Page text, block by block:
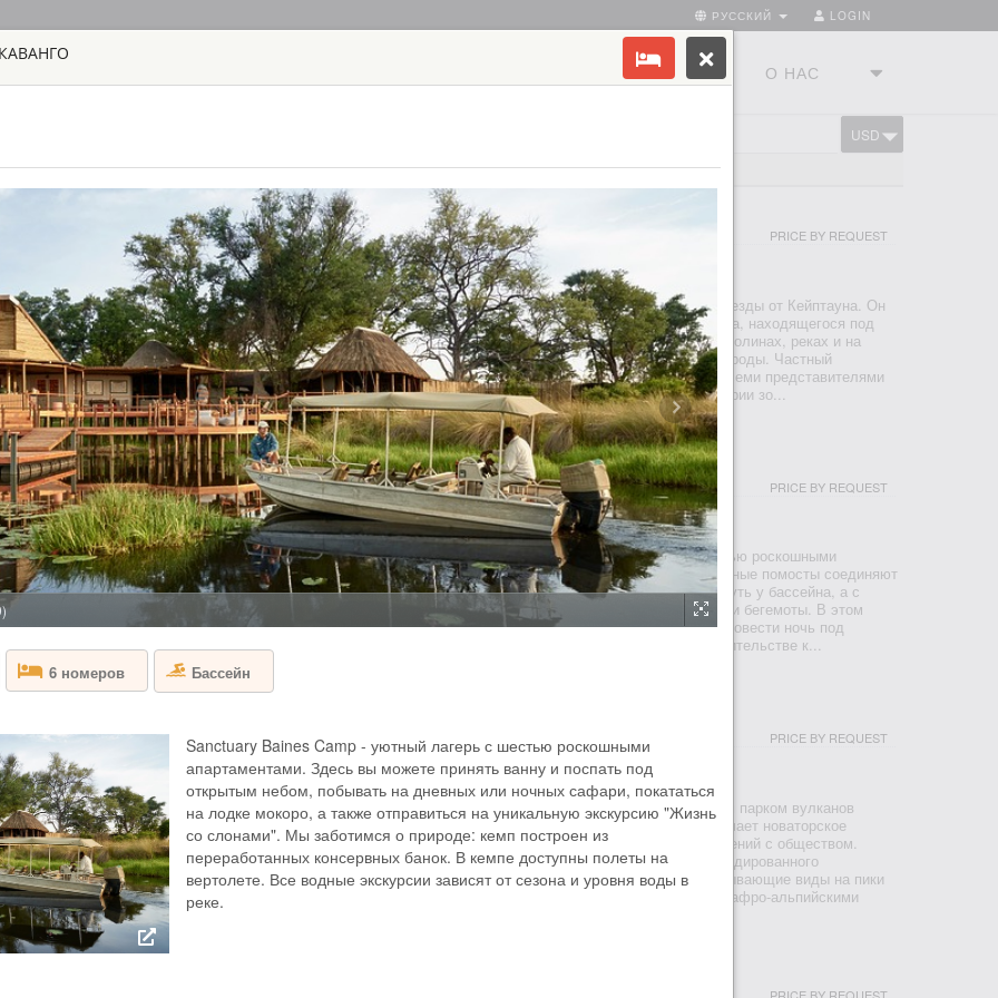
LOGIN
РУССКИЙ
ТУРСТУДИЯ О НАС
USD
SAFARI ТУРЫ: 60 ПАРКОВ, 300+ ЛОДЖЕЙ
AQUILA SAFARI & SPA
PRICE BY REQUEST
ЮАР - КЕЙПТАУН
Aquila Safari & Spa расположен менее чем в 2 часах езды от Кейптауна. Он
назван в честь обитающего в этих краях черного орла, находящегося под
угрозой исчезновения. В великолепных горах Кару, долинах, реках и на
холмах располагаются нетронутый остров дикой природы. Частный
заповедник Аквила предлагает отдых и сафари со всеми представителями
Большой Африканской Пятерки в свободной от малярии зо...
BAINES’ CAMP
PRICE BY REQUEST
БОТСВАНА - ДЕЛЬТА ОКАВАНГО
Sanctuary Baines' Camp - это маленький кемп с шестью роскошными
апартаментами. Кемп стоит над рекой Боро, деревянные помосты соединяют
основной дом и гостевые номера. Вы можете отдохнуть у бассейна, а с
открытой веранды понаблюдать как купаются слоны и бегемоты. В этом
романтическом оазисе вы можете принять ванну и провести ночь под
открытым небом. Мы заботимся о природе. При строительстве к...
PRICE BY REQUEST
РУАНДА - ПАРК ВУЛКАНОВ
Bisate Lodge, расположенный рядом с Национальным парком вулканов
предлагает первоклассный трекинг горилл. Его отличает новаторское
видение восстановления лесов и партнерских отношений с обществом.
Bisate Lodge находится в природном амфитеатре эродированного
вулканического конуса. Из него открываются захватывающие виды на пики
вулканов Бисоке и Карисимби, возвышающиеся над афро-альпийскими
6 номеров Бассейн
Sanctuary Baines Camp - уютный лагерь с шестью роскошными
апартаментами. Здесь вы можете принять ванну и поспать под
открытым небом, побывать на дневных или ночных сафари, покататься
на лодке мокоро, а также отправиться на уникальную экскурсию "Жизнь
со слонами". Мы заботимся о природе: кемп построен из
переработанных консервных банок. В кемпе доступны полеты на
вертолете. Все водные экскурсии зависят от сезона и уровня воды в
реке.